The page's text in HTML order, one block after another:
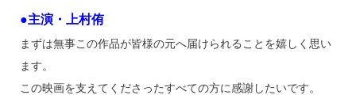
●主演・上村侑
まずは無事この作品が皆様の元へ届けられることを嬉しく思い
ます。
この映画を支えてくださったすべての方に感謝したいです。